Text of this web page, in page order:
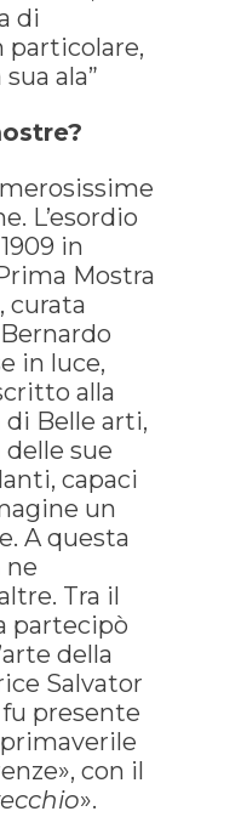
di
particolare,
ala”
L’esordio
in
Mostra
curata
in luce,
alla
di Belle arti,
delle sue
capaci
un
A questa
ne
Tra il
partecipò
della
Salvator
fu presente
con il
».